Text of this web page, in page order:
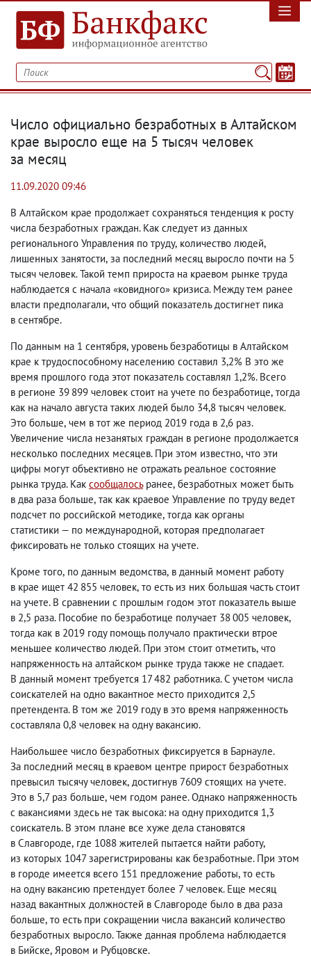
Число официально безработных в Алтайском
крае выросло еще на 5 тысяч человек
за месяц
11.09.2020 09:46
В Алтайском крае продолжает сохраняться тенденция к росту
числа безработных граждан. Как следует из данных
регионального Управления по труду, количество людей,
лишенных занятости, за последний месяц выросло почти на 5
тысяч человек. Такой темп прироста на краевом рынке труда
наблюдается с начала «ковидного» кризиса. Между тем ранее
власти предполагали, что общий показатель достигнет пика
в сентябре.
По данным на 1 сентября, уровень безработицы в Алтайском
крае к трудоспособному населению составил 3,2% В это же
время прошлого года этот показатель составлял 1,2%. Всего
в регионе 39 899 человек стоит на учете по безработице, тогда
как на начало августа таких людей было 34,8 тысяч человек.
Это больше, чем в тот же период 2019 года в 2,6 раз.
Увеличение числа незанятых граждан в регионе продолжается
несколько последних месяцев. При этом известно, что эти
цифры могут объективно не отражать реальное состояние
рынка труда. Как сообщалосьранее, безработных может быть
в два раза больше, так как краевое Управление по труду ведет
подсчет по российской методике, тогда как органы
статистики — по международной, которая предполагает
фиксировать не только стоящих на учете.
Кроме того, по данным ведомства, в данный момент работу
в крае ищет 42 855 человек, то есть из них большая часть стоит
на учете. В сравнении с прошлым годом этот показатель выше
в 2,5 раза. Пособие по безработице получает 38 005 человек,
тогда как в 2019 году помощь получало практически втрое
меньшее количество людей. При этом стоит отметить, что
напряженность на алтайском рынке труда также не спадает.
В данный момент требуется 17 482 работника. С учетом числа
соискателей на одно вакантное место приходится 2,5
претендента. В том же 2019 году в это время напряженность
составляла 0,8 человек на одну вакансию.
Наибольшее число безработных фиксируется в Барнауле.
За последний месяц в краевом центре прирост безработных
превысил тысячу человек, достигнув 7609 стоящих на учете.
Это в 5,7 раз больше, чем годом ранее. Однако напряженность
с вакансиями здесь не так высока: на одну приходится 1,3
соискатель. В этом плане все хуже дела становятся
в Славгороде, где 1088 жителей пытается найти работу,
из которых 1047 зарегистрированы как безработные. При этом
в городе имеется всего 151 предложение работы, то есть
на одну вакансию претендует более 7 человек. Еще месяц
назад вакантных должностей в Славгороде было в два раза
больше, то есть при сокращении числа вакансий количество
безработных выросло. Также данная проблема наблюдается
в Бийске, Яровом и Рубцовске.